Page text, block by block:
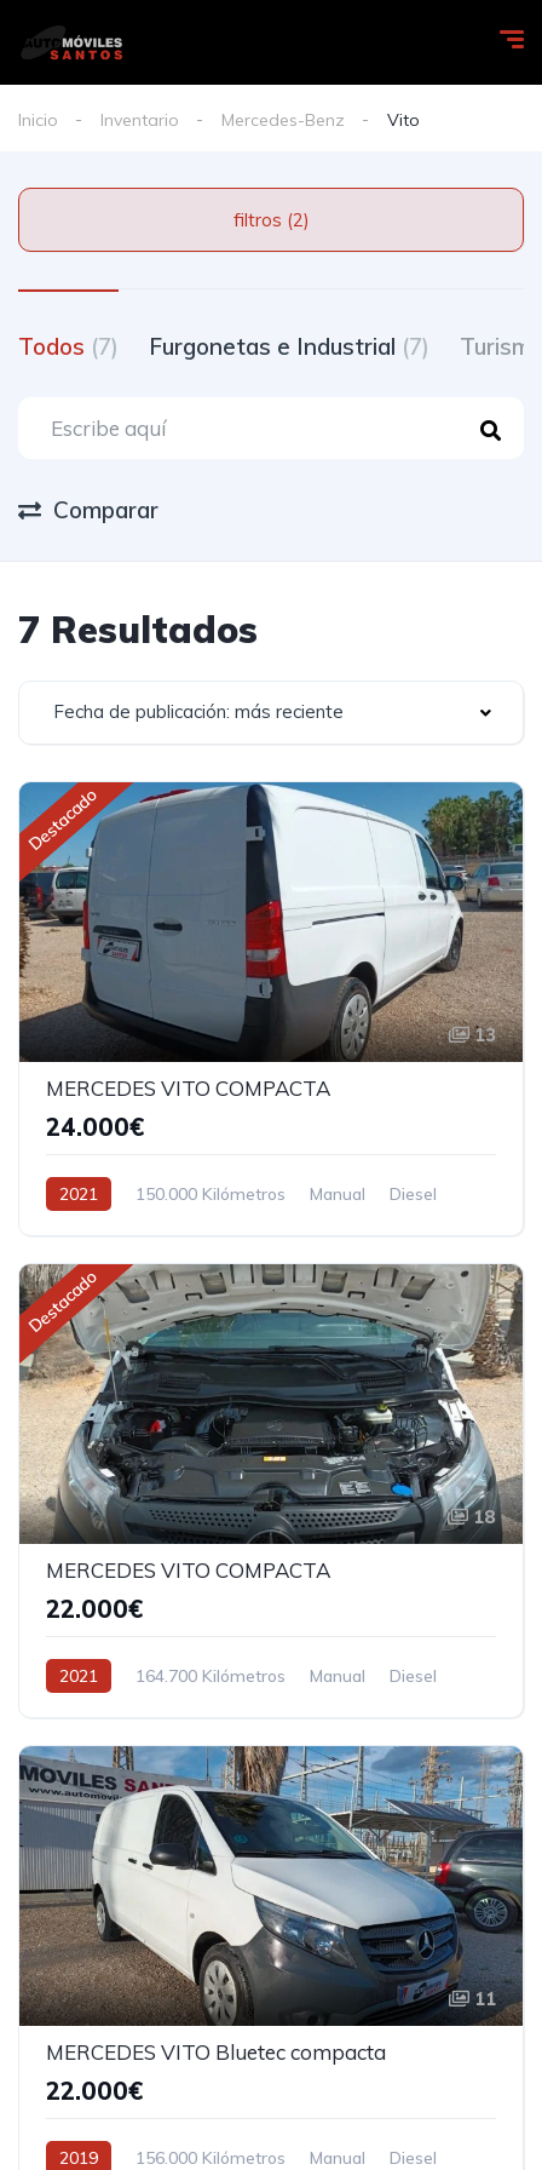
Inicio Inventario Mercedes-Benz Vito
filtros (2)
Todos (7) Furgonetas e Industrial (7)
Comparar
7 Resultados
Fecha de publicación: más reciente
Destacado
13
MERCEDES VITO COMPACTA
24.000€
2021 150.000 Kilómetros Manual
Diesel
Destacado
18
MERCEDES VITO COMPACTA
22.000€
2021 164.700 Kilómetros Manual
Diesel
11
MERCEDES VITO Bluetec compacta
22.000€
2019 156.000 Kilómetros Manual Diesel